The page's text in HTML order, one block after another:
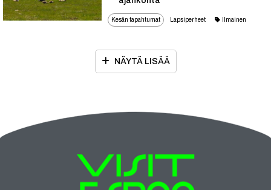
Kesän tapahtumat Lapsiperheet Ilmainen
NÄYTÄ LISÄÄ